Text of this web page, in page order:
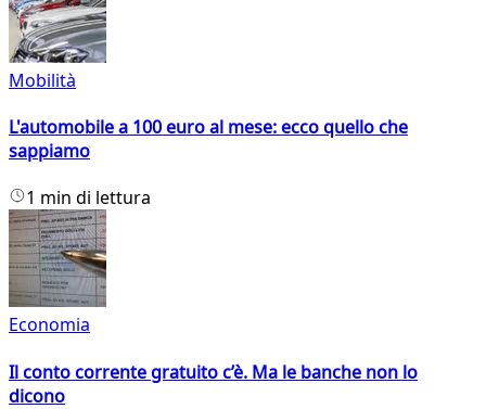
Mobilità
L'automobile a 100 euro al mese: ecco quello che
sappiamo
1 min di lettura
Economia
Il conto corrente gratuito c’è. Ma le banche non lo
dicono